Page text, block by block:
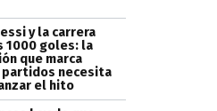
y la carrera
1000 goles: la
que marca
partidos necesita
el hito